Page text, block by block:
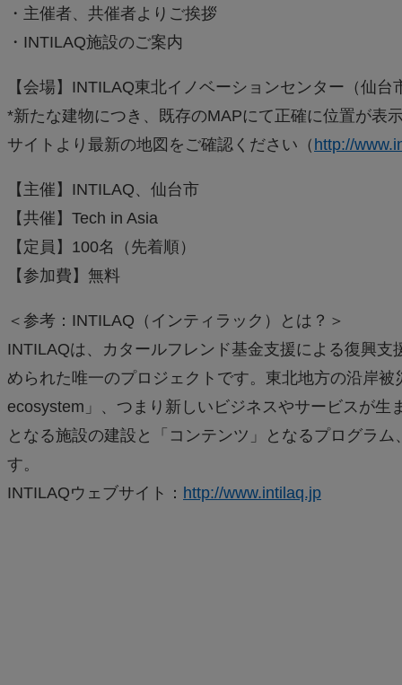
・主催者、共催者よりご挨拶
・INTILAQ施設のご案内
【会場】INTILAQ東北イノベーションセンター（仙台
*新たな建物につき、既存のMAPにて正確に位置が表
サイトより最新の地図をご確認ください（ http://
【主催】INTILAQ、仙台市
【共催】Tech in Asia
【定員】100名（先着順）
【参加費】無料
＜参考：INTILAQ（インティラック）とは？＞
INTILAQは、カタールフレンド基金支援による復興
められた唯一のプロジェクトです。東北地方の沿岸
ecosystem」、つまり新しいビジネスやサービスが
となる施設の建設と「コンテンツ」となるプログラ
す。
INTILAQウェブサイト： http://www.intilaq.jp